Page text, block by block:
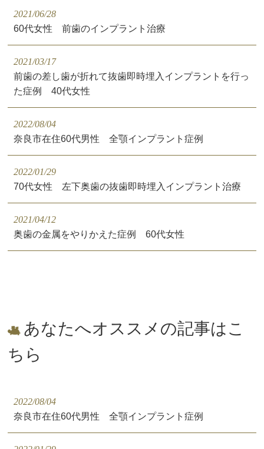
2021/06/28
60代女性 前歯のインプラント治療
2021/03/17
前歯の差し歯が折れて抜歯即時埋入インプラントを行っ
た症例 40代女性
2022/08/04
奈良市在住60代男性 全顎インプラント症例
2022/01/29
70代女性 左下奥歯の抜歯即時埋入インプラント治療
2021/04/12
奥歯の金属をやりかえた症例 60代女性
あなたへオススメの記事はこ
ちら
2022/08/04
奈良市在住60代男性 全顎インプラント症例